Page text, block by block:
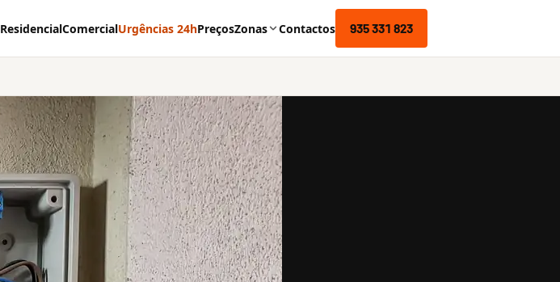
ResidencialComercialUrgências 24hPreçosZonas Contactos 935 331 823